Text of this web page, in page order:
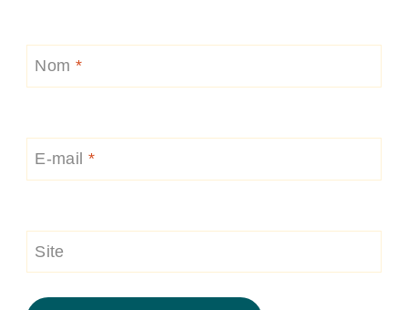
Nom *
E-mail *
Site